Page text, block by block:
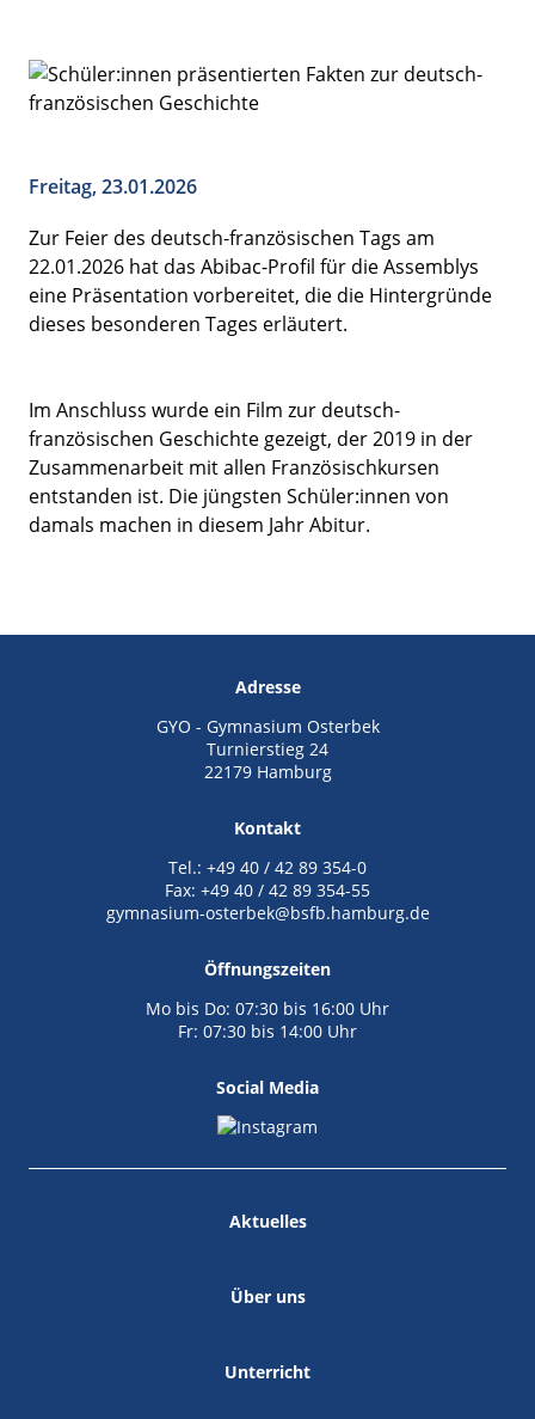
Freitag, 23.01.2026
Zur Feier des deutsch-französischen Tags am
22.01.2026 hat das Abibac-Profil für die Assemblys
eine Präsentation vorbereitet, die die Hintergründe
dieses besonderen Tages erläutert.
Im Anschluss wurde ein Film zur deutsch-
französischen Geschichte gezeigt, der 2019 in der
Zusammenarbeit mit allen Französischkursen
entstanden ist. Die jüngsten Schüler:innen von
damals machen in diesem Jahr Abitur.
Adresse
GYO - Gymnasium Osterbek
Turnierstieg 24
22179 Hamburg
Kontakt
Tel.: +49 40 / 42 89 354-0
Fax: +49 40 / 42 89 354-55
gymnasium-osterbek@bsfb.hamburg.de
Öffnungszeiten
Mo bis Do: 07:30 bis 16:00 Uhr
Fr: 07:30 bis 14:00 Uhr
Social Media
Aktuelles
Über uns
Unterricht